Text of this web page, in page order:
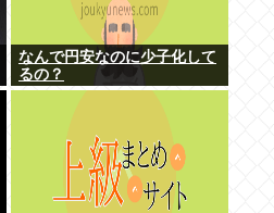
なんで円安なのに少子化して
るの？